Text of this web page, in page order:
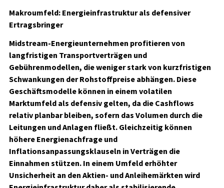
Makroumfeld: Energieinfrastruktur als defensiver
Ertragsbringer
Midstream-Energieunternehmen profitieren von
langfristigen Transportverträgen und
Gebührenmodellen, die weniger stark von kurzfristigen
Schwankungen der Rohstoffpreise abhängen. Diese
Geschäftsmodelle können in einem volatilen
Marktumfeld als defensiv gelten, da die Cashflows
relativ planbar bleiben, sofern das Volumen durch die
Leitungen und Anlagen fließt. Gleichzeitig können
höhere Energienachfrage und
Inflationsanpassungsklauseln in Verträgen die
Einnahmen stützen. In einem Umfeld erhöhter
Unsicherheit an den Aktien- und Anleihemärkten wird